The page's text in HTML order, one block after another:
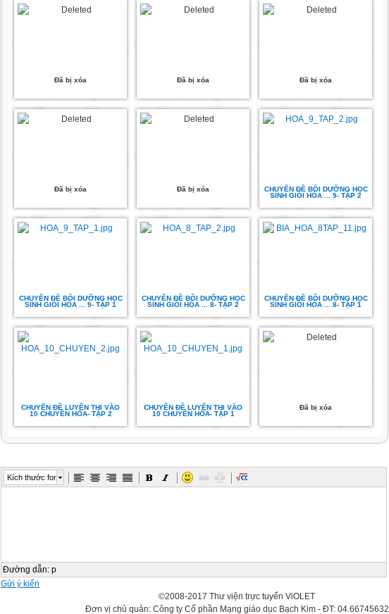
Đã bị xóa Đã bị xóa Đã bị xóa
Đã bị xóa Đã bị xóa
CHUYÊN ĐỀ BỒI DƯỠNG HỌC
SINH GIỎI HÓA ... 9- TẬP 2
CHUYÊN ĐỀ BỒI DƯỠNG HỌC
SINH GIỎI HÓA ... 9- TẬP 1
CHUYÊN ĐỀ BỒI DƯỠNG HỌC
SINH GIỎI HÓA ... 8- TẬP 2
CHUYÊN ĐỀ BỒI DƯỠNG HỌC
SINH GIỎI HÓA ... 8- TẬP 1
CHUYÊN ĐỀ LUYỆN THI VÀO
10 CHUYÊN HÓA- TẬP 2
CHUYÊN ĐỀ LUYỆN THI VÀO
10 CHUYÊN HÓA- TẬP 1
Đã bị xóa
Kích thước font
Đường dẫn: p
Gửi ý kiến
©2008-2017 Thư viện trực tuyến ViOLET
Đơn vị chủ quản: Công ty Cổ phần Mạng giáo dục Bạch Kim - ĐT: 04.66745632